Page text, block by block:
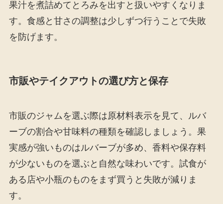
果汁を煮詰めてとろみを出すと扱いやすくなりま
す。食感と甘さの調整は少しずつ行うことで失敗
を防げます。
市販やテイクアウトの選び方と保存
市販のジャムを選ぶ際は原材料表示を見て、ルバ
ーブの割合や甘味料の種類を確認しましょう。果
実感が強いものはルバーブが多め、香料や保存料
が少ないものを選ぶと自然な味わいです。試食が
ある店や小瓶のものをまず買うと失敗が減りま
す。